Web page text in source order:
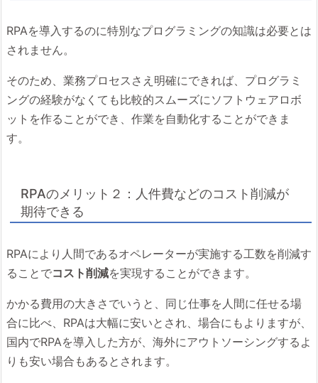
RPAを導入するのに特別なプログラミングの知識は必要とは
されません。
そのため、業務プロセスさえ明確にできれば、プログラミ
ングの経験がなくても比較的スムーズにソフトウェアロボ
ットを作ることができ、作業を自動化することができま
す。
RPAのメリット２：人件費などのコスト削減が
期待できる
RPAにより人間であるオペレーターが実施する工数を削減す
ることでコスト削減を実現することができます。
かかる費用の大きさでいうと、同じ仕事を人間に任せる場
合に比べ、RPAは大幅に安いとされ、場合にもよりますが、
国内でRPAを導入した方が、海外にアウトソーシングするよ
りも安い場合もあるとされます。